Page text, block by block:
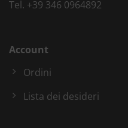
Tel. +39 346 0964892
Account
Ordini
Lista dei desideri